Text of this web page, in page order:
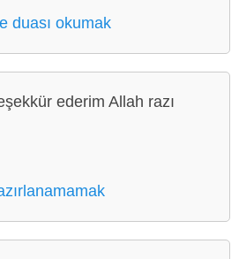
duası okumak
ederim Allah razı